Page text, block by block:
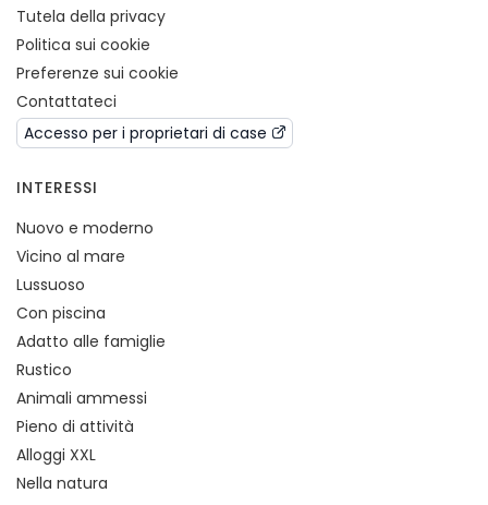
Tutela della privacy
Politica sui cookie
Preferenze sui cookie
Contattateci
Accesso per i proprietari di case
INTERESSI
Nuovo e moderno
Vicino al mare
Lussuoso
Con piscina
Adatto alle famiglie
Rustico
Animali ammessi
Pieno di attività
Alloggi XXL
Nella natura